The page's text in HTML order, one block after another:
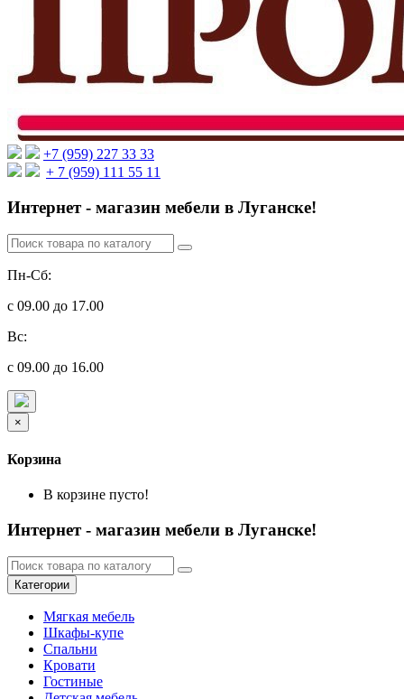
+7 (959) 227 33 33
+ 7 (959) 111 55 11
Интернет - магазин мебели в Луганске!
Пн-Сб:
с 09.00 до 17.00
Вс:
с 09.00 до 16.00
×
Корзина
В корзине пусто!
Интернет - магазин мебели в Луганске!
Категории
Мягкая мебель
Шкафы-купе
Спальни
Кровати
Гостиные